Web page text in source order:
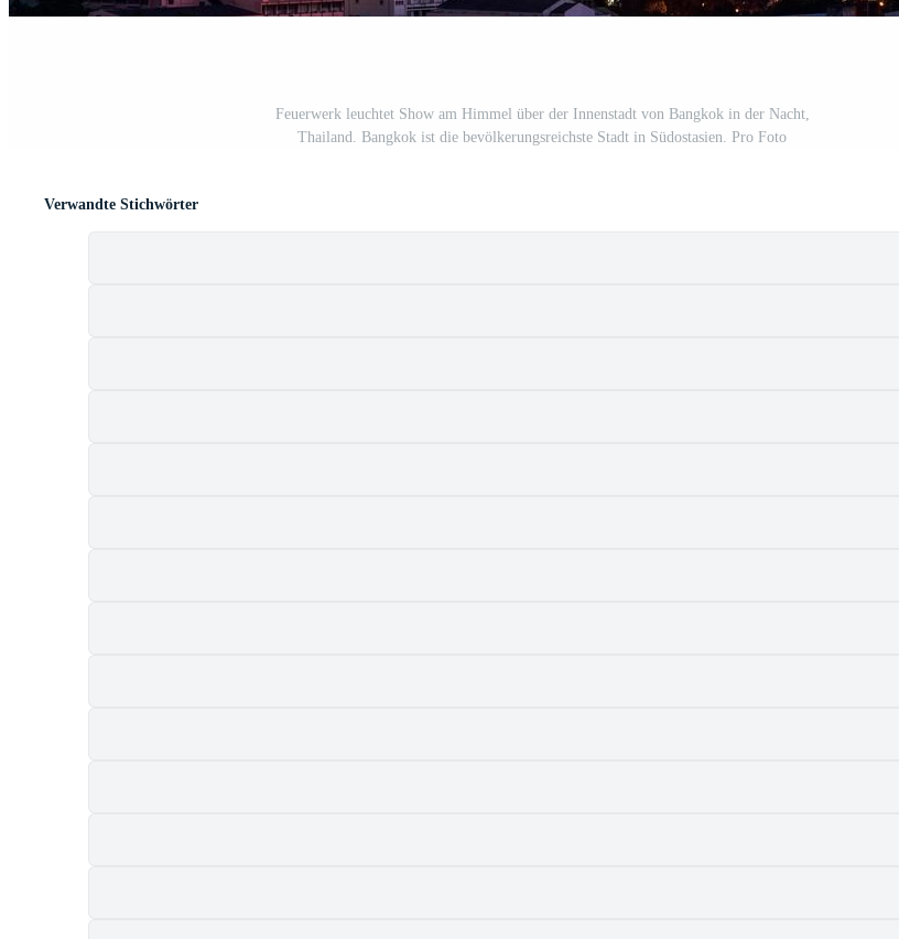
Feuerwerk leuchtet Show am Himmel über der Innenstadt von Bangkok in der Nacht,
Thailand. Bangkok ist die bevölkerungsreichste Stadt in Südostasien. Pro Foto
Verwandte Stichwörter